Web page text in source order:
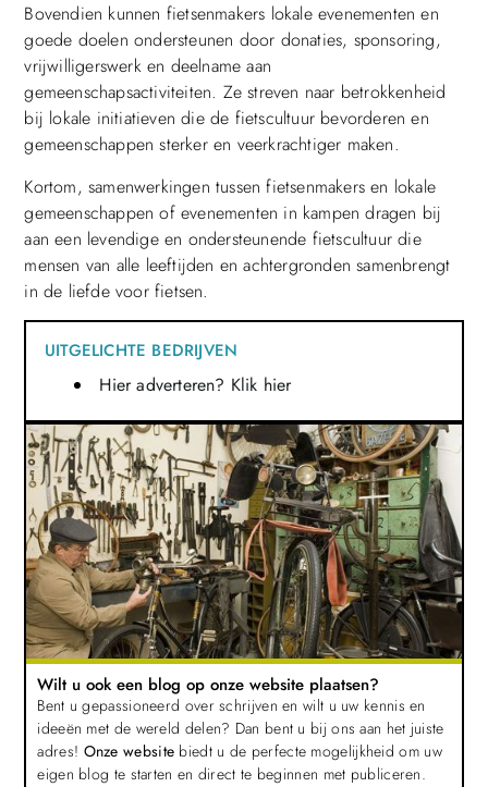
Bovendien kunnen fietsenmakers lokale evenementen en
goede doelen ondersteunen door donaties, sponsoring,
vrijwilligerswerk en deelname aan
gemeenschapsactiviteiten. Ze streven naar betrokkenheid
bij lokale initiatieven die de fietscultuur bevorderen en
gemeenschappen sterker en veerkrachtiger maken.
Kortom, samenwerkingen tussen fietsenmakers en lokale
gemeenschappen of evenementen in kampen dragen bij
aan een levendige en ondersteunende fietscultuur die
mensen van alle leeftijden en achtergronden samenbrengt
in de liefde voor fietsen.
UITGELICHTE BEDRIJVEN
Hier adverteren? Klik hier
Wilt u ook een blog op onze website plaatsen?
Bent u gepassioneerd over schrijven en wilt u uw kennis en
ideeën met de wereld delen? Dan bent u bij ons aan het juiste
adres! Onze website biedt u de perfecte mogelijkheid om uw
eigen blog te starten en direct te beginnen met publiceren.